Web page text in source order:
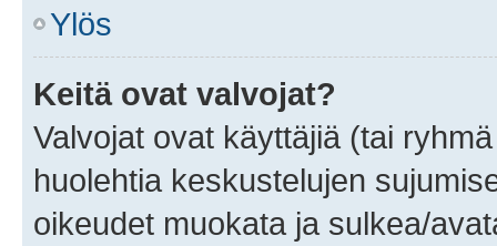
Ylös
Keitä ovat valvojat?
Valvojat ovat käyttäjiä (tai
huolehtia keskustelujen
oikeudet muokata ja sulkea/